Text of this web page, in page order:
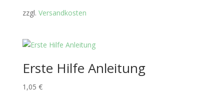
zzgl. Versandkosten
Erste Hilfe Anleitung
1,05 €